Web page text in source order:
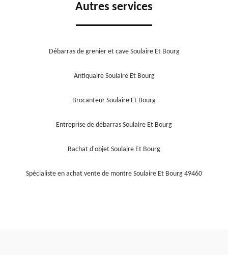
Autres services
Débarras de grenier et cave Soulaire Et Bourg
Antiquaire Soulaire Et Bourg
Brocanteur Soulaire Et Bourg
Entreprise de débarras Soulaire Et Bourg
Rachat d'objet Soulaire Et Bourg
Spécialiste en achat vente de montre Soulaire Et Bourg 49460